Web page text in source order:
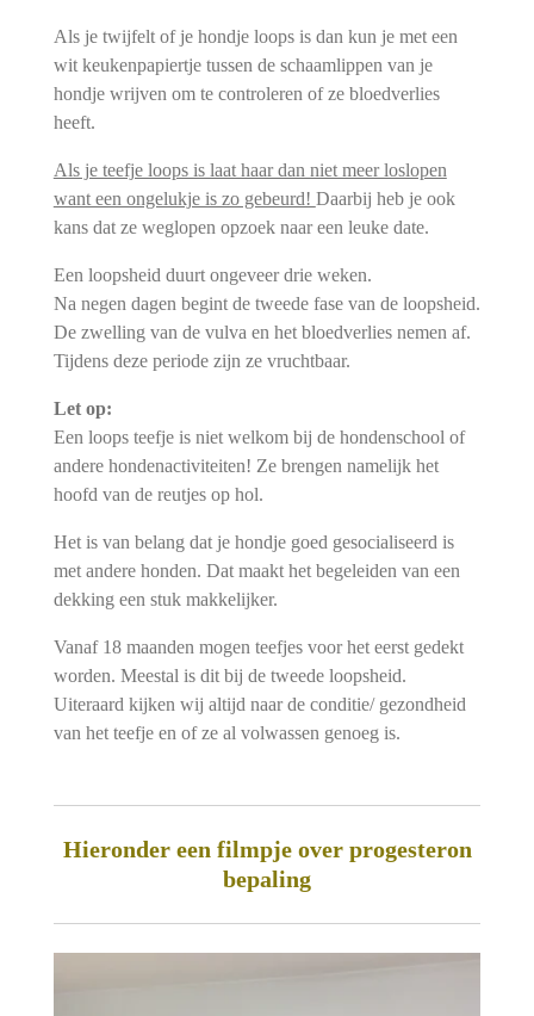
Als je twijfelt of je hondje loops is dan kun je met een
wit keukenpapiertje tussen de schaamlippen van je
hondje wrijven om te controleren of ze bloedverlies
heeft.
Als je teefje loops is laat haar dan niet meer loslopen
want een ongelukje is zo gebeurd! Daarbij heb je ook
kans dat ze weglopen opzoek naar een leuke date.
Een loopsheid duurt ongeveer drie weken.
Na negen dagen begint de tweede fase van de loopsheid.
De zwelling van de vulva en het bloedverlies nemen af.
Tijdens deze periode zijn ze vruchtbaar.
Let op:
Een loops teefje is niet welkom bij de hondenschool of
andere hondenactiviteiten! Ze brengen namelijk het
hoofd van de reutjes op hol.
Het is van belang dat je hondje goed gesocialiseerd is
met andere honden. Dat maakt het begeleiden van een
dekking een stuk makkelijker.
Vanaf 18 maanden mogen teefjes voor het eerst gedekt
worden. Meestal is dit bij de tweede loopsheid.
Uiteraard kijken wij altijd naar de conditie/ gezondheid
van het teefje en of ze al volwassen genoeg is.
Hieronder een filmpje over progesteron
bepaling